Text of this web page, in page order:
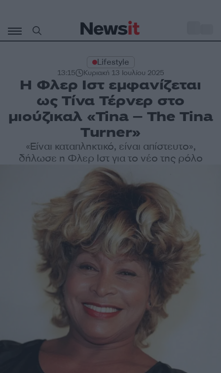
περιεχόμενο
Lifestyle
13:15 Κυριακή 13 Ιουλίου 2025
Η Φλερ Ιστ εμφανίζεται
ως Τίνα Τέρνερ στο
μιούζικαλ «Tina – The Tina
Turner»
«Είναι καταπληκτικό, είναι απίστευτο»,
δήλωσε η Φλερ Ιστ για το νέο της ρόλο